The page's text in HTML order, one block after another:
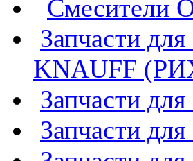
Смесители
Запчасти
KNAUFF
Запчасти
Запчасти